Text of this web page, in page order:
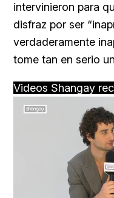
intervinieron para
disfraz por ser
verdaderamente
tome tan en serio
Videos Shangay